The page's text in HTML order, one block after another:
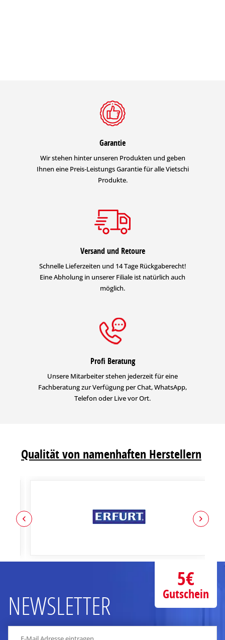
Garantie
Wir stehen hinter unseren Produkten und geben
Ihnen eine Preis-Leistungs Garantie für alle Vietschi
Produkte.
Versand und Retoure
Schnelle Lieferzeiten und 14 Tage Rückgaberecht!
Eine Abholung in unserer Filiale ist natürlich auch
möglich.
Profi Beratung
Unsere Mitarbeiter stehen jederzeit für eine
Fachberatung zur Verfügung per Chat, WhatsApp,
Telefon oder Live vor Ort.
Qualität von namenhaften Herstellern
NEWSLETTER
5€
Gutschein